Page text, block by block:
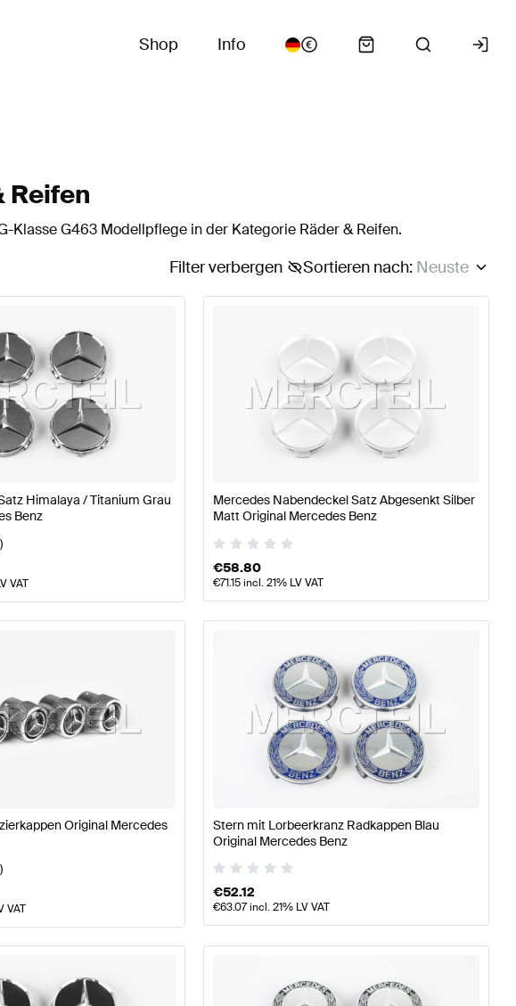
Shop Info
Reifen
G463 Modellpflege in der Kategorie Räder & Reifen.
Sortieren nach: Neuste
Filter verbergen
& Reifen Mercedes-Benz A-Klasse W177 Räder & Reifen
& Reifen
Mercedes-Benz G-Klasse G463 Modellpflege Räder &
Himalaya / Titanium Grau
Benz
VAT
Mercedes Nabendeckel Satz Abgesenkt Silber
Matt Original Mercedes Benz
€58.80
€71.15incl. 21% LV VAT
Original Mercedes
VAT
Stern mit Lorbeerkranz Radkappen Blau
Original Mercedes Benz
€52.12
€63.07incl. 21% LV VAT